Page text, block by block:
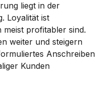
liegt in der
Loyalität ist
meist profitabler sind.
weiter und steigern
Anschreiben
Kunden